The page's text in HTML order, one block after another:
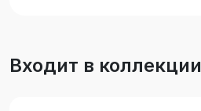
Входит в коллекции